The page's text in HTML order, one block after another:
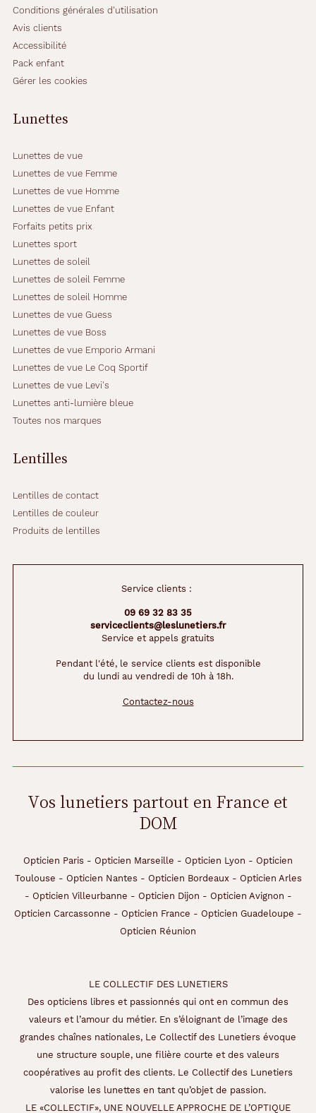
Conditions générales d'utilisation
Avis clients
Accessibilité
Pack enfant
Gérer les cookies
Lunettes
Lunettes de vue
Lunettes de vue Femme
Lunettes de vue Homme
Lunettes de vue Enfant
Forfaits petits prix
Lunettes sport
Lunettes de soleil
Lunettes de soleil Femme
Lunettes de soleil Homme
Lunettes de vue Guess
Lunettes de vue Boss
Lunettes de vue Emporio Armani
Lunettes de vue Le Coq Sportif
Lunettes de vue Levi's
Lunettes anti-lumière bleue
Toutes nos marques
Lentilles
Lentilles de contact
Lentilles de couleur
Produits de lentilles
Service clients :
09 69 32 83 35
serviceclients@leslunetiers.fr
Service et appels gratuits
Pendant l'été, le service clients est disponible
du lundi au vendredi de 10h à 18h.
Contactez-nous
Vos lunetiers partout en France et
DOM
Opticien Paris - Opticien Marseille - Opticien Lyon - Opticien
Toulouse - Opticien Nantes - Opticien Bordeaux- Opticien Arles
- Opticien Villeurbanne - Opticien Dijon - Opticien Avignon -
Opticien Carcassonne - Opticien France - Opticien Guadeloupe -
Opticien Réunion
LE COLLECTIF DES LUNETIERS
Des opticiens libres et passionnés qui ont en commun des
valeurs et l’amour du métier. En s’éloignant de l’image des
grandes chaînes nationales, Le Collectif des Lunetiers évoque
une structure souple, une filière courte et des valeurs
coopératives au profit des clients. Le Collectif des Lunetiers
valorise les lunettes en tant qu’objet de passion.
LE «COLLECTIF», UNE NOUVELLE APPROCHE DE L’OPTIQUE